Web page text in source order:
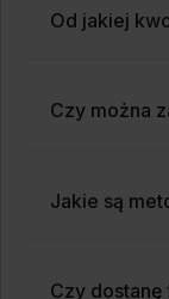
Od jakiej
Czy można
Jakie są
Czy dostanę